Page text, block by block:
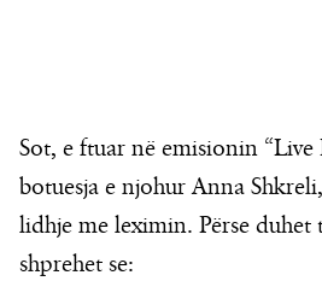
Sot, e ftuar në emisionin
botuesja e njohur Anna
lidhje me leximin. Përse duhet
shprehet se: